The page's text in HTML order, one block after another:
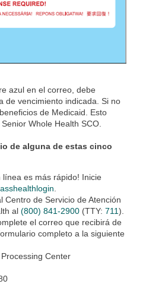
azul en el correo, debe
de vencimiento indicada. Si no
de Medicaid. Esto
Whole Health SCO.
de alguna de estas cinco
línea es más rápido! Inicie
Centro de Servicio de Atención
al (800) 841-2900 (TTY: 711).
el correo que recibirá de
completo a la siguiente
Center